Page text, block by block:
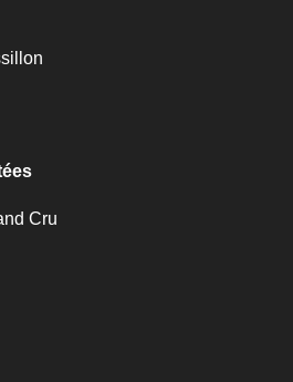
Cru